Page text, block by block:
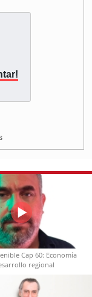
Cap 60: Economía
regional